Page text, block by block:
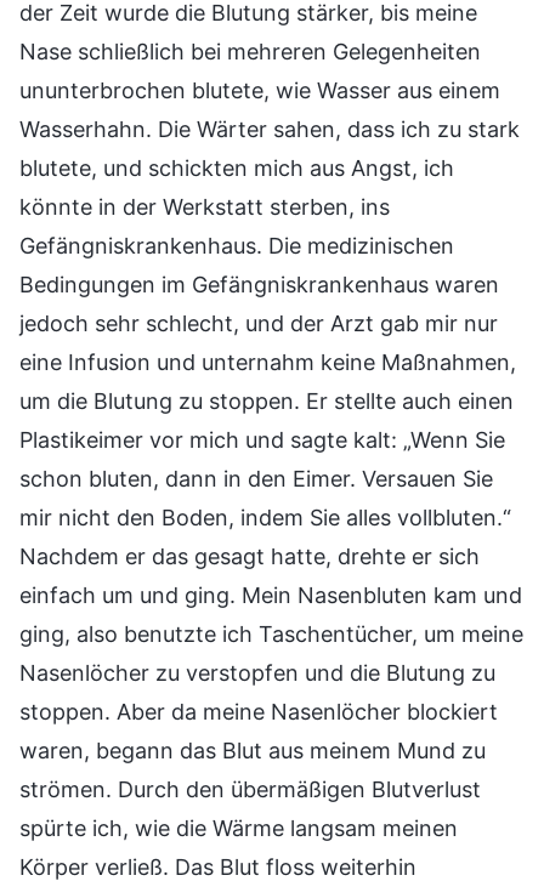
der Zeit wurde die Blutung stärker, bis meine
Nase schließlich bei mehreren Gelegenheiten
ununterbrochen blutete, wie Wasser aus einem
Wasserhahn. Die Wärter sahen, dass ich zu stark
blutete, und schickten mich aus Angst, ich
könnte in der Werkstatt sterben, ins
Gefängniskrankenhaus. Die medizinischen
Bedingungen im Gefängniskrankenhaus waren
jedoch sehr schlecht, und der Arzt gab mir nur
eine Infusion und unternahm keine Maßnahmen,
um die Blutung zu stoppen. Er stellte auch einen
Plastikeimer vor mich und sagte kalt: „Wenn Sie
schon bluten, dann in den Eimer. Versauen Sie
mir nicht den Boden, indem Sie alles vollbluten.“
Nachdem er das gesagt hatte, drehte er sich
einfach um und ging. Mein Nasenbluten kam und
ging, also benutzte ich Taschentücher, um meine
Nasenlöcher zu verstopfen und die Blutung zu
stoppen. Aber da meine Nasenlöcher blockiert
waren, begann das Blut aus meinem Mund zu
strömen. Durch den übermäßigen Blutverlust
spürte ich, wie die Wärme langsam meinen
Körper verließ. Das Blut floss weiterhin